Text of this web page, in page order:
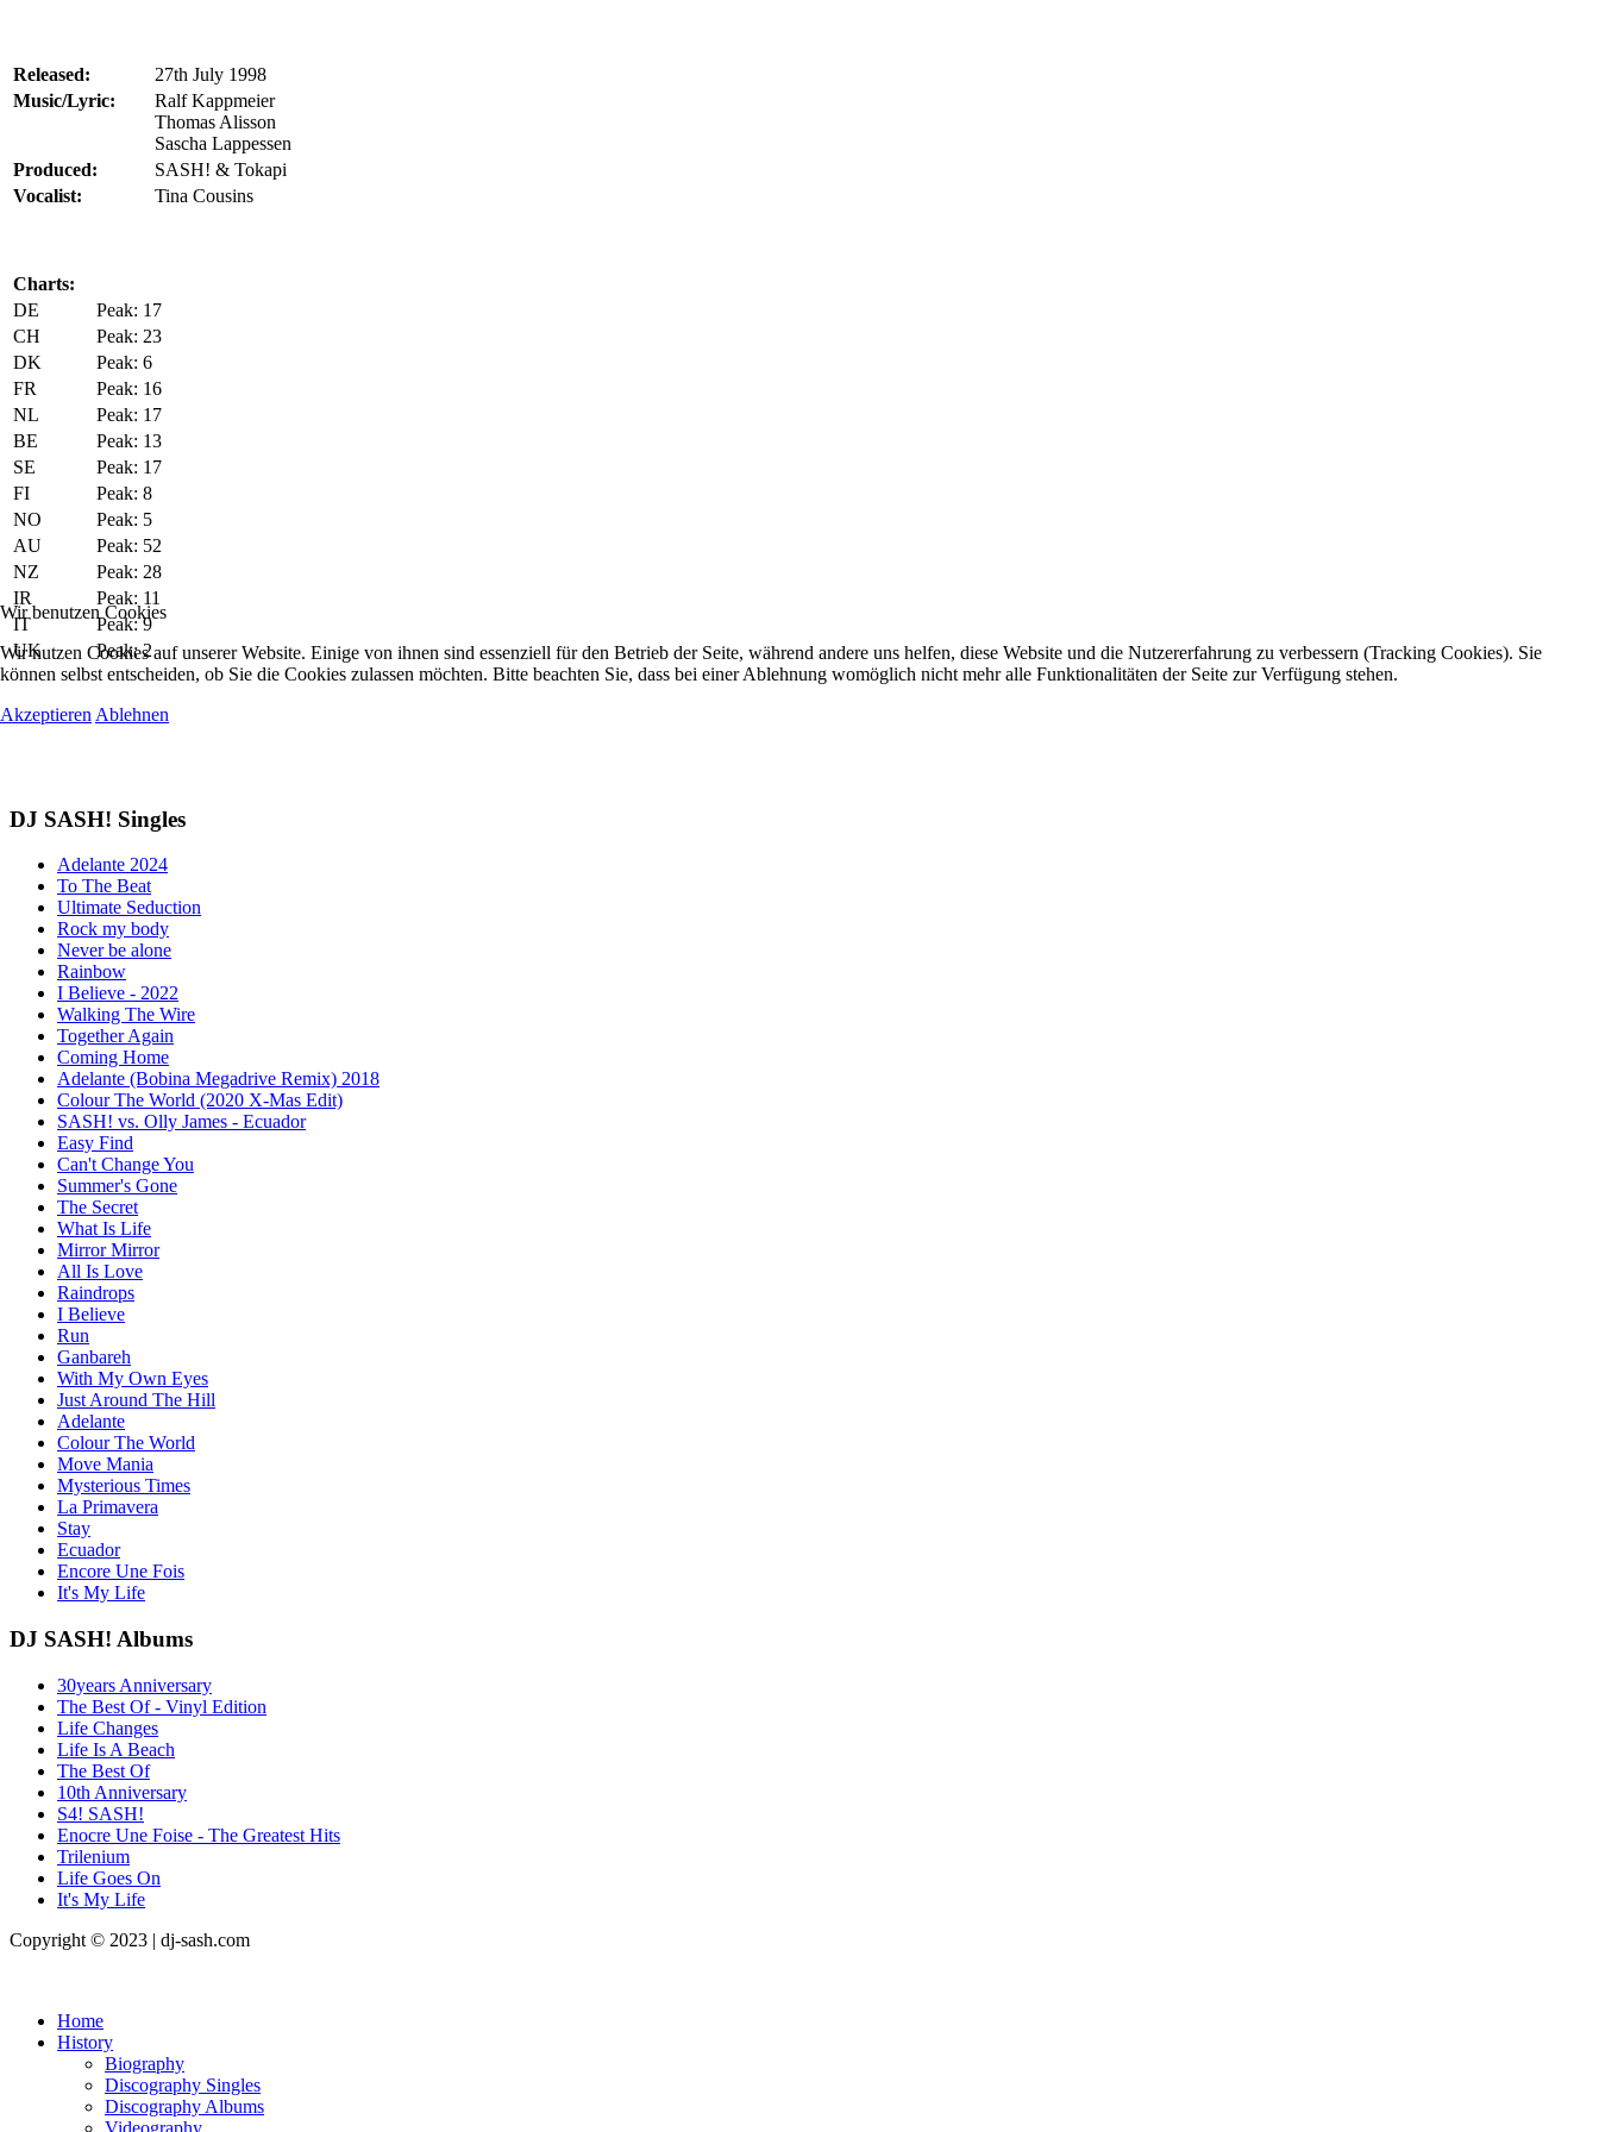
Released:
27th July 1998
Music/Lyric:
Ralf Kappmeier
Thomas Alisson
Sascha Lappessen
Produced:
SASH! & Tokapi
Vocalist:
Tina Cousins
Charts:
DE
Peak: 17
CH
Peak: 23
DK
Peak: 6
FR
Peak: 16
NL
Peak: 17
BE
Peak: 13
SE
Peak: 17
FI
Peak: 8
NO
Peak: 5
AU
Peak: 52
NZ
Peak: 28
IR
Peak: 11
IT
Peak: 9
UK
Peak: 2
DJ SASH! Singles
Adelante 2024
To The Beat
Ultimate Seduction
Rock my body
Never be alone
Rainbow
I Believe - 2022
Walking The Wire
Together Again
Coming Home
Adelante (Bobina Megadrive Remix) 2018
Colour The World (2020 X-Mas Edit)
SASH! vs. Olly James - Ecuador
Easy Find
Can't Change You
Summer's Gone
The Secret
What Is Life
Mirror Mirror
All Is Love
Raindrops
I Believe
Run
Ganbareh
With My Own Eyes
Just Around The Hill
Adelante
Colour The World
Move Mania
Mysterious Times
La Primavera
Stay
Ecuador
Encore Une Fois
It's My Life
DJ SASH! Albums
30years Anniversary
The Best Of - Vinyl Edition
Life Changes
Life Is A Beach
The Best Of
10th Anniversary
S4! SASH!
Enocre Une Foise - The Greatest Hits
Trilenium
Life Goes On
It's My Life
Copyright © 2023 | dj-sash.com
Home
History
Biography
Discography Singles
Discography Albums
Videography
Wir benutzen Cookies
Wir nutzen Cookies auf unserer Website. Einige von ihnen sind essenziell für den Betrieb der Seite, während andere uns helfen, diese Website und die Nutzererfahrung zu verbessern (Tracking Cookies). Sie
können selbst entscheiden, ob Sie die Cookies zulassen möchten. Bitte beachten Sie, dass bei einer Ablehnung womöglich nicht mehr alle Funktionalitäten der Seite zur Verfügung stehen.
Akzeptieren Ablehnen